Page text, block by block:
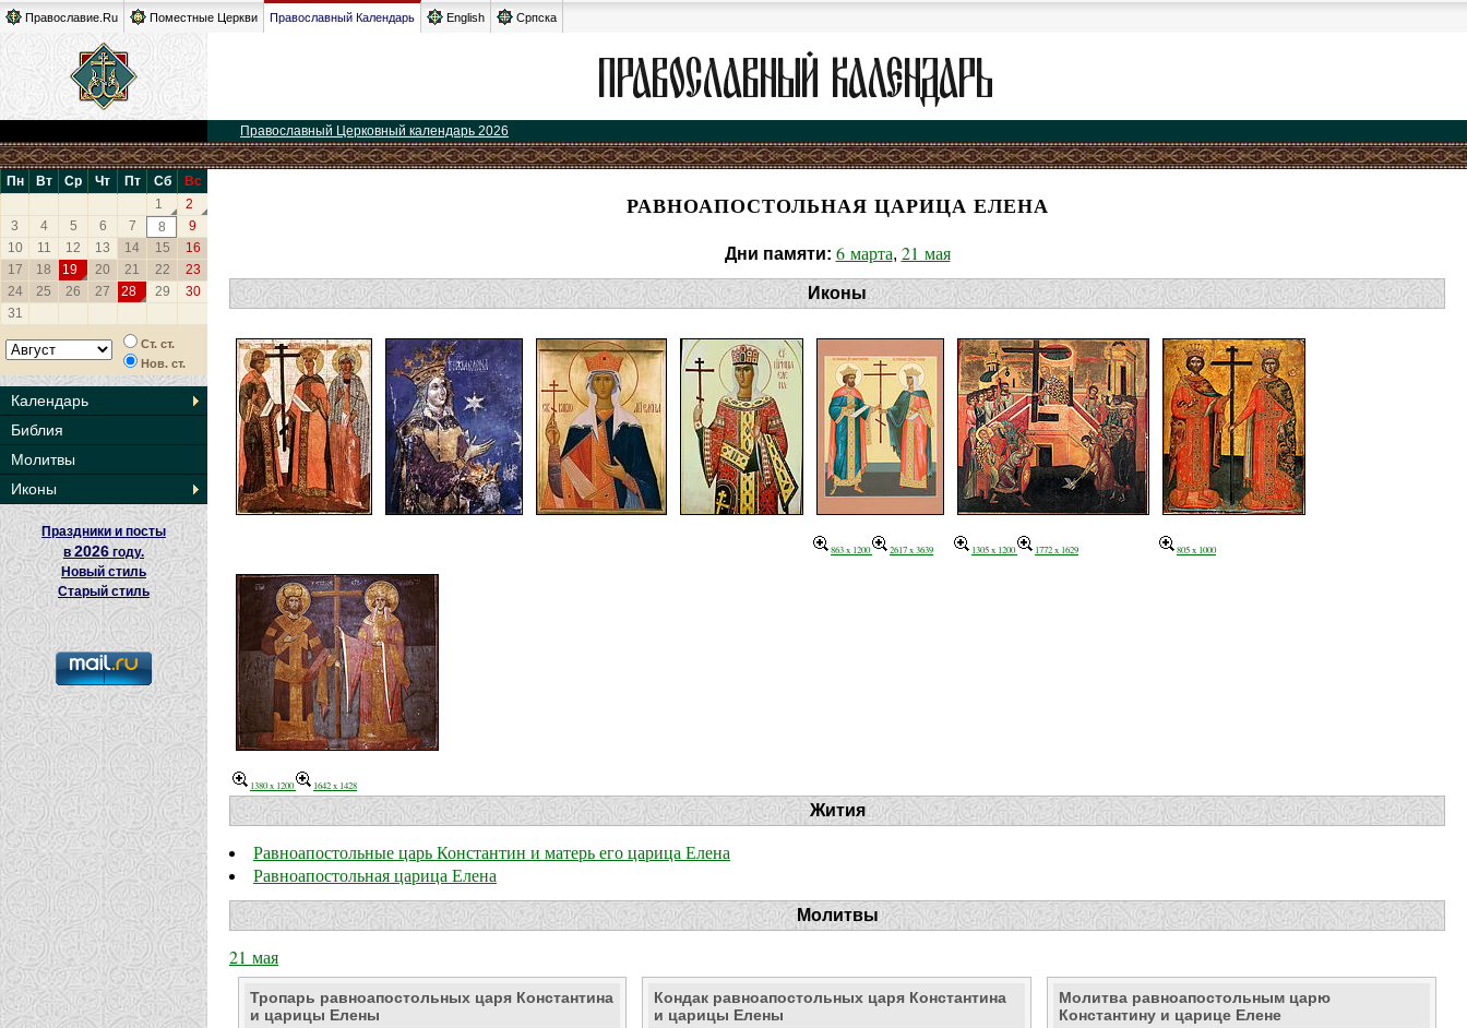
Православие.Ru Поместные Церкви Православный Календарь English Српска
Православный Церковный календарь 2026
Пн Вт Ср Чт Пт Сб
Вс
1
2
3
4 5 6 7 8
9
10
11 12 13 14 15
16
17
18 19 20 21 22
23
24
25 26 27 28 29
30
31
Ст. ст.
Нов. ст.
Календарь
Библия
Молитвы
Иконы
Праздники и посты
в2026 году.
Новый стиль
Старый стиль
РАВНОАПОСТОЛЬНАЯ ЦАРИЦА ЕЛЕНА
Дни памяти: 6 марта, 21 мая
Иконы
863 x 1200 2617 x 3639 1305 x 1200 1772 x 1629 805 x 1000
1380 x 1200 1642 x 1428
Жития
Равноапостольные царь Константин и матерь его царица Елена
Равноапостольная царица Елена
Молитвы
21 мая
Тропарь равноапостольных царя Константина
и царицы Елены
Кондак равноапостольных царя Константина
и царицы Елены
Молитва равноапостольным царю
Константину и царице Елене